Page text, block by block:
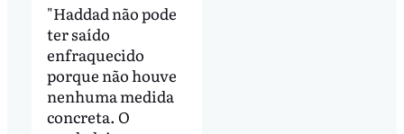
"Haddad não pode
ter saído
enfraquecido
porque não houve
nenhuma medida
concreta. O